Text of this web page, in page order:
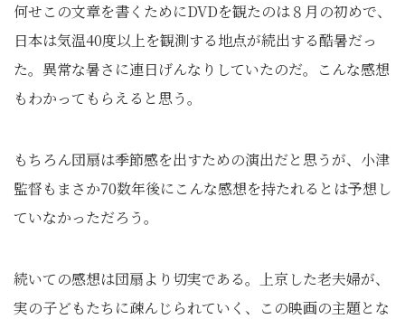
何せこの文章を書くためにDVDを観たのは８月の初めで、
日本は気温40度以上を観測する地点が続出する酷暑だっ
た。異常な暑さに連日げんなりしていたのだ。こんな感想
もわかってもらえると思う。
もちろん団扇は季節感を出すための演出だと思うが、小津
監督もまさか70数年後にこんな感想を持たれるとは予想し
ていなかっただろう。
続いての感想は団扇より切実である。上京した老夫婦が、
実の子どもたちに疎んじられていく、この映画の主題とな